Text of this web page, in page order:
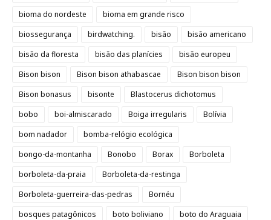
bioma do nordeste
bioma em grande risco
biossegurança
birdwatching. bisão
bisão americano
bisão da floresta
bisão das planícies
bisão europeu
Bison bison
Bison bison athabascae
Bison bison bison
Bison bonasus
bisonte
Blastocerus dichotomus
bobo
boi-almiscarado Boiga irregularis
Bolívia
bom nadador
bomba-relógio ecológica
bongo-da-montanha
Bonobo Borax
Borboleta
borboleta-da-praia
Borboleta-da-restinga
Borboleta-guerreira-das-pedras
Bornéu
bosques patagônicos
boto boliviano
boto do Araguaia